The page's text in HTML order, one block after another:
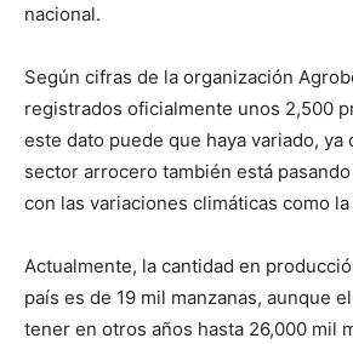
nacional.
Según cifras de la organización
registrados oficialmente unos 2,500
este dato puede que haya variado, ya
sector arrocero también está
con las variaciones climáticas como
Actualmente, la cantidad en
país es de 19 mil manzanas, aunque
tener en otros años hasta 26,000 mil